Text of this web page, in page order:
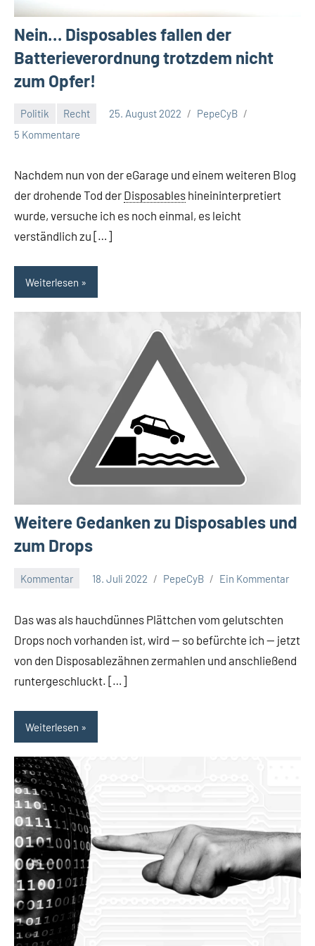
Nein… Disposables fallen der
Batterieverordnung trotzdem nicht
zum Opfer!
Politik Recht 25. August 2022
PepeCyB
5 Kommentare
Nachdem nun von der eGarage und einem weiteren Blog
der drohende Tod der Disposables hineininterpretiert
wurde, versuche ich es noch einmal, es leicht
verständlich zu […]
Weiterlesen
Weitere Gedanken zu Disposables und
zum Drops
Kommentar 18. Juli 2022 PepeCyB Ein Kommentar
Das was als hauchdünnes Plättchen vom gelutschten
Drops noch vorhanden ist, wird — so befürchte ich — jetzt
von den Disposablezähnen zermahlen und anschließend
runtergeschluckt. […]
Weiterlesen